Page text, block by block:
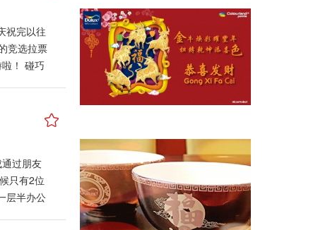
述“烂桃
房间内及
人掌，牵
的画像，
动与计
流年
情气息的
鸳鸯、
象，比
色或粉红
方放鲜
闹纷
测从目前
2023癸
的人物以
代! 那些
八字来
缪以防
业将步
或预计未
人们昏头
祝完以往
竞选拉票
！ 碰巧
。因此大
的好现
过朋友
只有2位
层半办公